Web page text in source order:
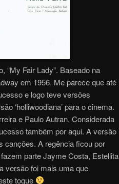
“My Fair Lady”. Baseado na
em 1956. Me parece que até
e logo teve versões
‘holliwoodiana’ para o cinema.
e Paulo Autran. Considerada
também por aqui. A versão
canções. A regência ficou por
parte Jayme Costa, Estellita
versão foi mais uma que
toque